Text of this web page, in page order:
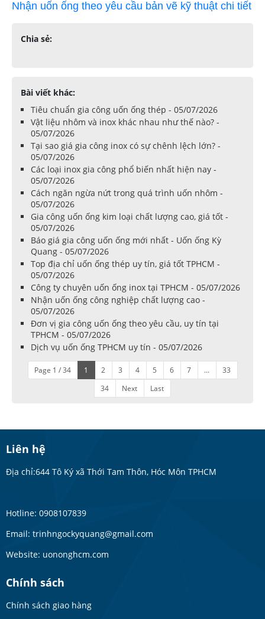
Nhận uốn ống theo yêu cầu bản vẽ kỹ thuật chi tiết
Chia sẻ:
Bài viết khác:
Tiêu chuẩn gia công uốn ống thép - 05/07/2026
Vật liệu nhôm và inox khác nhau như thế nào? -
05/07/2026
Tại sao giá gia công inox có sự chênh lệch lớn? -
05/07/2026
Các loại inox gia công phổ biến nhất hiện nay -
05/07/2026
Cách ngăn ngừa nứt trong quá trình uốn nhôm -
05/07/2026
Gia công uốn ống kim loại chất lượng cao, giá tốt -
05/07/2026
Báo giá gia công uốn ống mới nhất - Uốn ống Kỳ
Quang - 05/07/2026
Top địa chỉ uốn ống thép uy tín, giá tốt TPHCM -
05/07/2026
Công ty chuyên uốn ống inox tại TPHCM - 05/07/2026
Nhận uốn ống công nghiệp chất lượng cao -
05/07/2026
Đơn vị gia công uốn ống theo yêu cầu, uy tín tại
TPHCM - 05/07/2026
Dịch vụ uốn ống TPHCM uy tín - 05/07/2026
Page 1 / 34 1 2 3 4 5 6 7 ...
33
34
Next Last
Liên hệ
Địa chỉ:644 Tô Ký xã Thới Tam Thôn, Hóc Môn TPHCM
Hotline: 0908107839
Email: trinhngockyquang@gmail.com
Website: uononghcm.com
Chính sách
Chính sách giao hàng